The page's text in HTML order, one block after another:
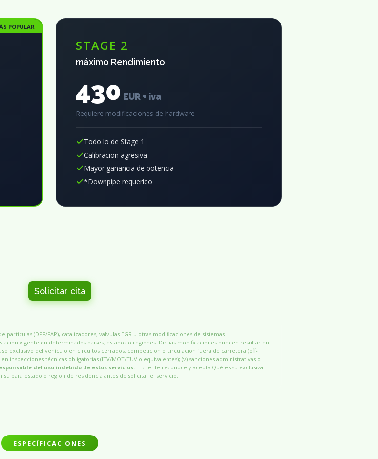
POPULAR
STAGE 2
máximo Rendimiento
430 EUR + iva
Requiere modificaciones de hardware
Todo lo de Stage 1
Calibracion agresiva
Mayor ganancia de potencia
*Downpipe requerido
Solicitar cita
(DPF/FAP), catalizadores, valvulas EGR u otras modificaciones de sistemas
vigente en determinados paises, estados o regiones. Dichas modificaciones pueden resultar en:
exclusivo del vehículo en circuitos cerrados, competicion o circulacion fuera de carretera (off-
inspecciones técnicas obligatorias (ITV/MOT/TUV o equivalentes); (v) sanciones administrativas o
del uso indebido de estos servicios.El cliente reconoce y acepta Qué es su exclusiva
pais, estado o region de residencia antes de solicitar el servicio.
ESPECÍFICACIONES